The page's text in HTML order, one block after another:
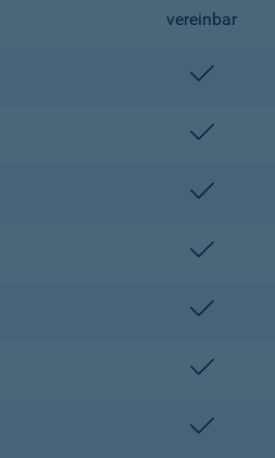
vereinbar
enthalten
enthalten
enthalten
enthalten
enthalten
enthalten
enthalten